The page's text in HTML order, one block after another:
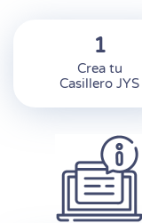
1
Crea tu
Casillero JYS